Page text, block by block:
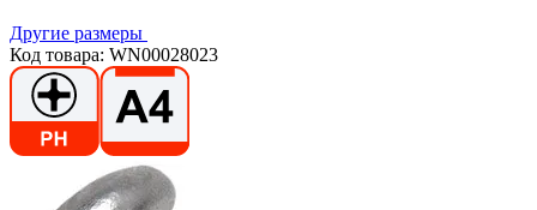
Другие размеры
Код товара: WN00028023